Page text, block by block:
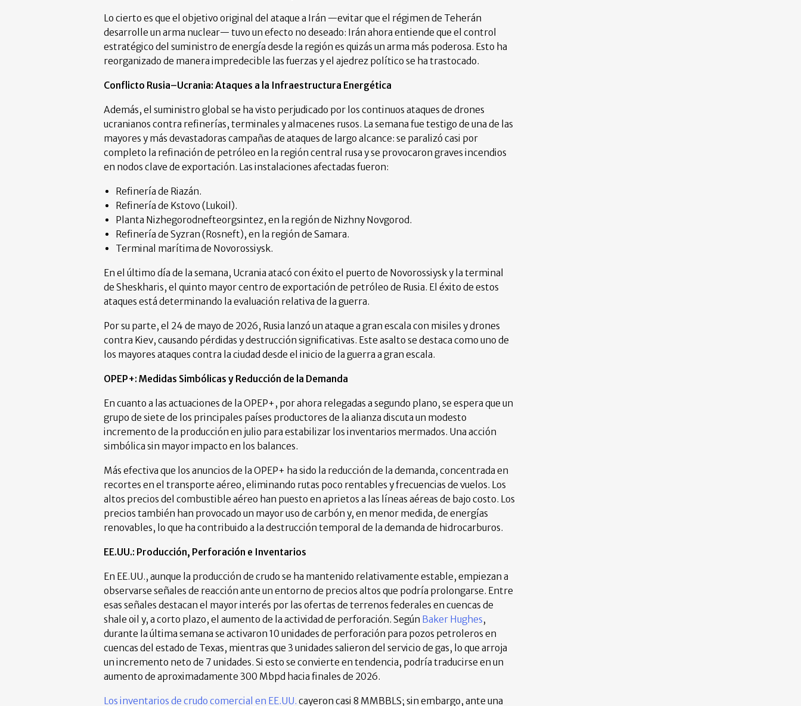
Lo cierto es que el objetivo original del ataque a Irán —evitar que el régimen de Teherán
desarrolle un arma nuclear— tuvo un efecto no deseado: Irán ahora entiende que el control
estratégico del suministro de energía desde la región es quizás un arma más poderosa. Esto ha
reorganizado de manera impredecible las fuerzas y el ajedrez político se ha trastocado.
Conflicto Rusia–Ucrania: Ataques a la Infraestructura Energética
Además, el suministro global se ha visto perjudicado por los continuos ataques de drones
ucranianos contra refinerías, terminales y almacenes rusos. La semana fue testigo de una de las
mayores y más devastadoras campañas de ataques de largo alcance: se paralizó casi por
completo la refinación de petróleo en la región central rusa y se provocaron graves incendios
en nodos clave de exportación. Las instalaciones afectadas fueron:
Refinería de Riazán.
Refinería de Kstovo (Lukoil).
Planta Nizhegorodnefteorgsintez, en la región de Nizhny Novgorod.
Refinería de Syzran (Rosneft), en la región de Samara.
Terminal marítima de Novorossiysk.
En el último día de la semana, Ucrania atacó con éxito el puerto de Novorossiysk y la terminal
de Sheskharis, el quinto mayor centro de exportación de petróleo de Rusia. El éxito de estos
ataques está determinando la evaluación relativa de la guerra.
Por su parte, el 24 de mayo de 2026, Rusia lanzó un ataque a gran escala con misiles y drones
contra Kiev, causando pérdidas y destrucción significativas. Este asalto se destaca como uno de
los mayores ataques contra la ciudad desde el inicio de la guerra a gran escala.
OPEP+: Medidas Simbólicas y Reducción de la Demanda
En cuanto a las actuaciones de la OPEP+, por ahora relegadas a segundo plano, se espera que un
grupo de siete de los principales países productores de la alianza discuta un modesto
incremento de la producción en julio para estabilizar los inventarios mermados. Una acción
simbólica sin mayor impacto en los balances.
Más efectiva que los anuncios de la OPEP+ ha sido la reducción de la demanda, concentrada en
recortes en el transporte aéreo, eliminando rutas poco rentables y frecuencias de vuelos. Los
altos precios del combustible aéreo han puesto en aprietos a las líneas aéreas de bajo costo. Los
precios también han provocado un mayor uso de carbón y, en menor medida, de energías
renovables, lo que ha contribuido a la destrucción temporal de la demanda de hidrocarburos.
EE.UU.: Producción, Perforación e Inventarios
En EE.UU., aunque la producción de crudo se ha mantenido relativamente estable, empiezan a
observarse señales de reacción ante un entorno de precios altos que podría prolongarse. Entre
esas señales destacan el mayor interés por las ofertas de terrenos federales en cuencas de
shale oil y, a corto plazo, el aumento de la actividad de perforación. Según Baker Hughes,
durante la última semana se activaron 10 unidades de perforación para pozos petroleros en
cuencas del estado de Texas, mientras que 3 unidades salieron del servicio de gas, lo que arroja
un incremento neto de 7 unidades. Si esto se convierte en tendencia, podría traducirse en un
aumento de aproximadamente 300 Mbpd hacia finales de 2026.
Los inventarios de crudo comercial en EE.UU. cayeron casi 8 MMBBLS; sin embargo, ante una